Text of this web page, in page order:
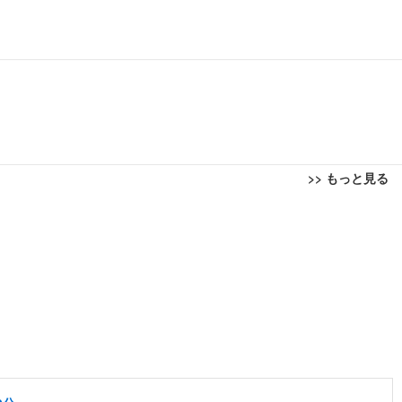
>> もっと見る
面昇降 強化ナイロン樹脂ベース 通気性メッシュ 在宅ワーク H-WY01